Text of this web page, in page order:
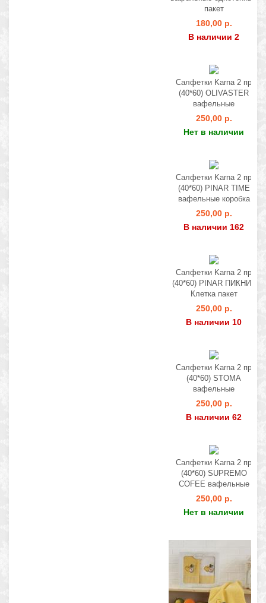
пакет
180,00 р.
В наличии 2
Салфетки Karna 2 пр
(40*60) OLIVASTER
вафельные
250,00 р.
Нет в наличии
Салфетки Karna 2 пр
(40*60) PINAR TIME
вафельные коробка
250,00 р.
В наличии 162
Салфетки Karna 2 пр
(40*60) PINAR ПИКНИК
Клетка пакет
250,00 р.
В наличии 10
Салфетки Karna 2 пр
(40*60) STOMA
вафельные
250,00 р.
В наличии 62
Салфетки Karna 2 пр
(40*60) SUPREMO
COFEE вафельные
250,00 р.
Нет в наличии